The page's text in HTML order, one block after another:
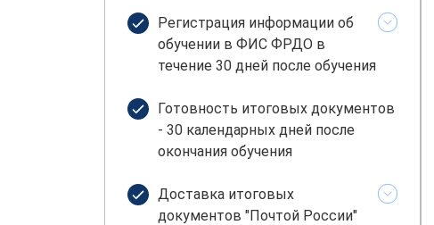
Регистрация информации об
обучении в ФИС ФРДО в
течение 30 дней после обучения
Готовность итоговых документов
- 30 календарных дней после
окончания обучения
Доставка итоговых
документов "Почтой России"